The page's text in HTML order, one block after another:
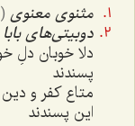
مثنوی معنوی
دوبیتی‌های بابا
دلا خوبان دلِ
پسندند
متاع کفر و
این پسندند